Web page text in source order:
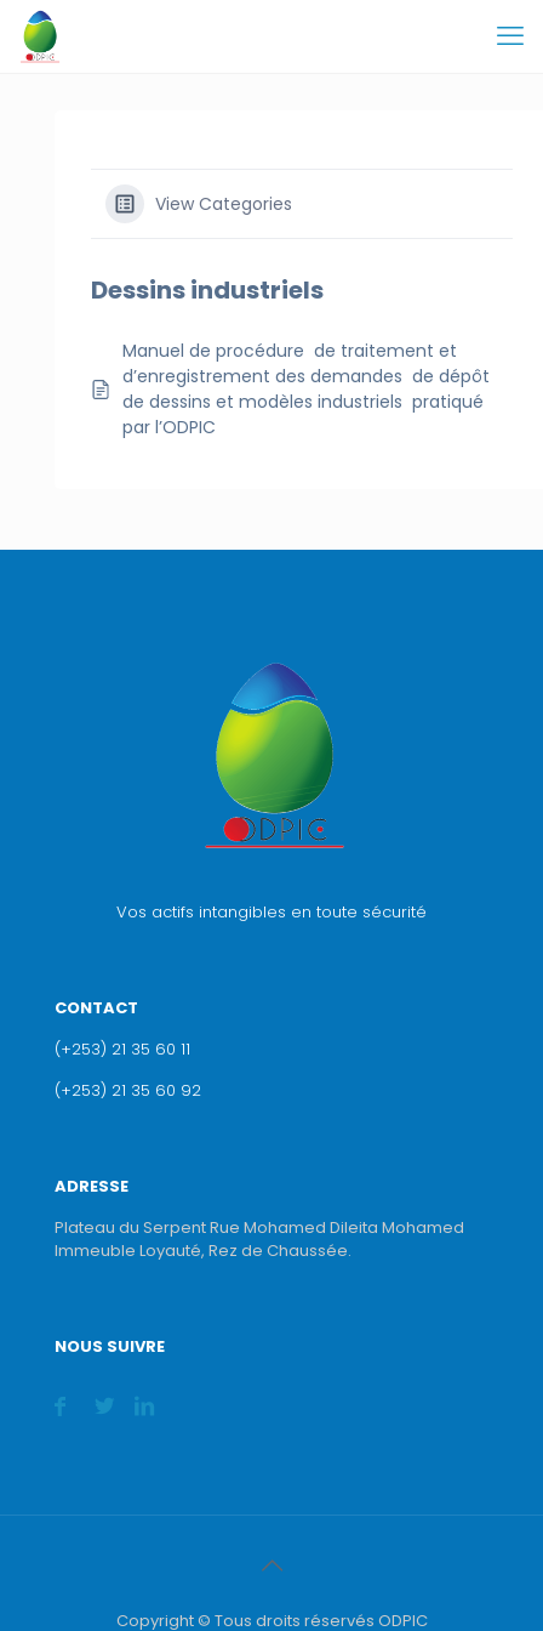
View Categories
Dessins industriels
Manuel de procédure de traitement et
d’enregistrement des demandes de dépôt
de dessins et modèles industriels pratiqué
par l’ODPIC
Vos actifs intangibles en toute sécurité
CONTACT
(+253) 21 35 60 11
(+253) 21 35 60 92
ADRESSE
Plateau du Serpent Rue Mohamed Dileita Mohamed
Immeuble Loyauté, Rez de Chaussée.
NOUS SUIVRE
Copyright © Tous droits réservés ODPIC